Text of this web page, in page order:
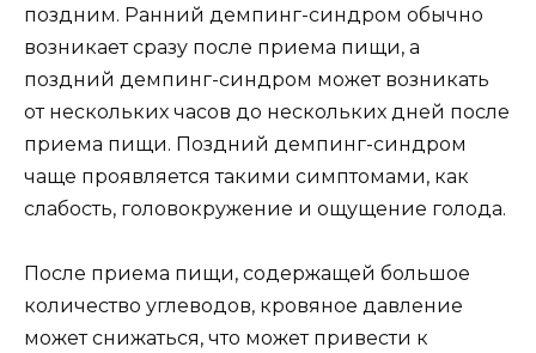
поздним. Ранний демпинг-синдром обычно
возникает сразу после приема пищи, а
поздний демпинг-синдром может возникать
от нескольких часов до нескольких дней после
приема пищи. Поздний демпинг-синдром
чаще проявляется такими симптомами, как
слабость, головокружение и ощущение голода.
После приема пищи, содержащей большое
количество углеводов, кровяное давление
может снижаться, что может привести к